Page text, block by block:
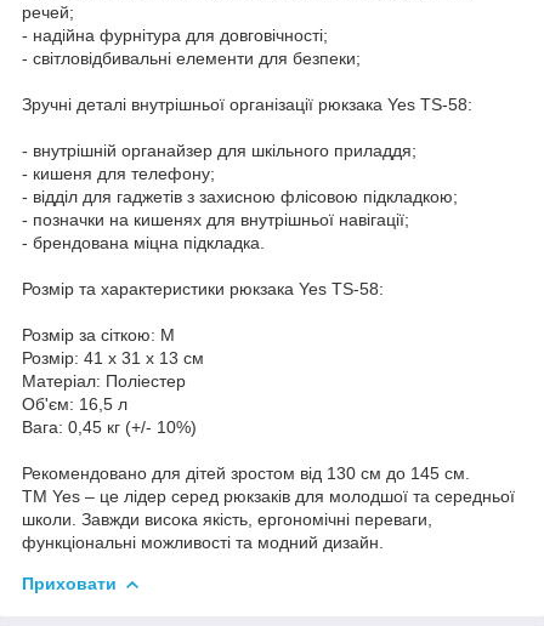
речей;
- надійна фурнітура для довговічності;
- світловідбивальні елементи для безпеки;
Зручні деталі внутрішньої організації рюкзака Yes TS-58:
- внутрішній органайзер для шкільного приладдя;
- кишеня для телефону;
- відділ для гаджетів з захисною флісовою підкладкою;
- позначки на кишенях для внутрішньої навігації;
- брендована міцна підкладка.
Розмір та характеристики рюкзака Yes TS-58:
Розмір за сіткою: М
Розмір: 41 х 31 х 13 см
Матеріал: Поліестер
Об'єм: 16,5 л
Вага: 0,45 кг (+/- 10%)
Рекомендовано для дітей зростом від 130 см до 145 см.
ТМ Yes – це лідер серед рюкзаків для молодшої та середньої
школи. Завжди висока якість, ергономічні переваги,
функціональні можливості та модний дизайн.
Приховати